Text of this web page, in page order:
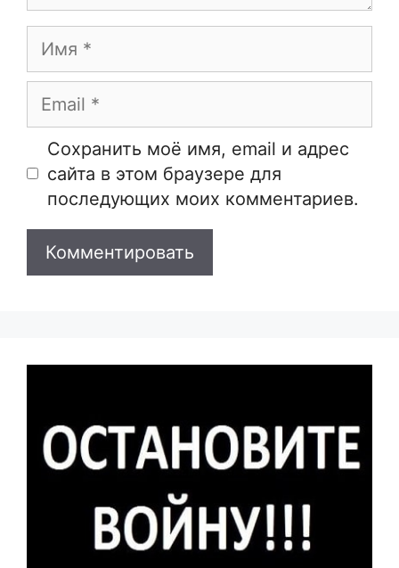
Имя
Email
Сайт
Сохранить моё имя, email и адрес
сайта в этом браузере для
последующих моих комментариев.